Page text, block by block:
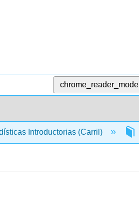
chrome_reader_mode
Introductorias (Carril)